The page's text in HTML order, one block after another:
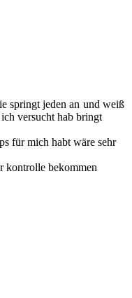
springt jeden an und weiß
versucht hab bringt
für mich habt wäre sehr
kontrolle bekommen